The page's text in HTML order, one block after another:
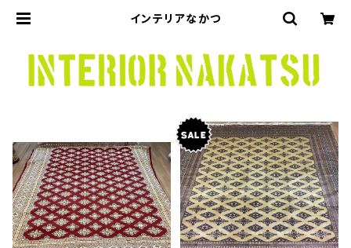
インテリアなかつ